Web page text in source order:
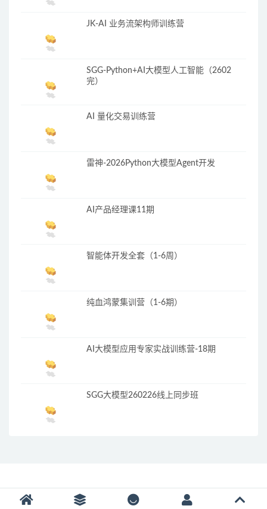
JK-AI 业务流架构师训练营
SGG-Python+AI大模型人工智能（2602
完）
AI 量化交易训练营
雷神-2026Python大模型Agent开发
AI产品经理课11期
智能体开发全套（1-6周）
纯血鸿蒙集训营（1-6期）
AI大模型应用专家实战训练营-18期
SGG大模型260226线上同步班